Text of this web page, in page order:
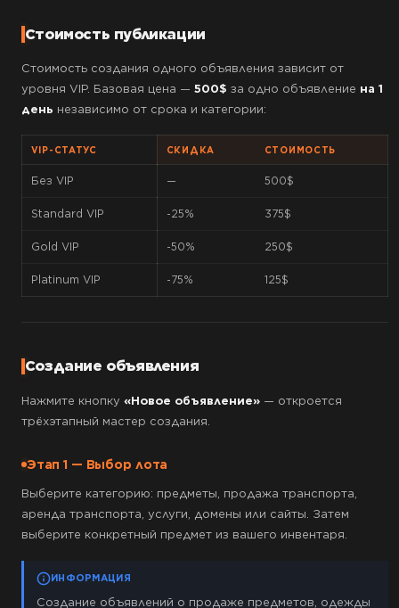
Стоимость публикации
Стоимость создания одного объявления зависит от
уровня VIP. Базовая цена — 500$ за одно объявление на 1
день независимо от срока и категории:
VIP-СТАТУС СКИДКА СТОИМОСТЬ
Без VIP — 500$
Standard VIP -25% 375$
Gold VIP -50% 250$
Platinum VIP -75% 125$
Создание объявления
Нажмите кнопку «Новое объявление»— откроется
трёхэтапный мастер создания.
Этап 1 — Выбор лота
Выберите категорию: предметы, продажа транспорта,
аренда транспорта, услуги, домены или сайты. Затем
выберите конкретный предмет из вашего инвентаря.
ИНФОРМАЦИЯ
Создание объявлений о продаже предметов, одежды